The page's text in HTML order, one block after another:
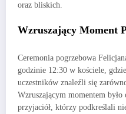
oraz bliskich.
Wzruszający Moment
Ceremonia pogrzebowa
godzinie 12:30 w kościele,
uczestników znaleźli się
Wzruszającym momentem
przyjaciół, którzy podkreślali